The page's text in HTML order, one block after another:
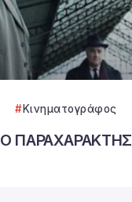
Κινηματογράφος
Ο ΠΑΡΑΧΑΡΑΚΤΗΣ